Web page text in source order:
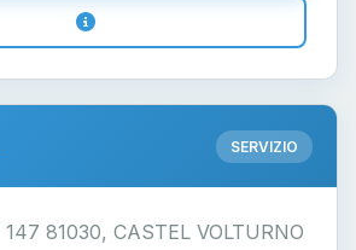
SERVIZIO
81030, CASTEL VOLTURNO